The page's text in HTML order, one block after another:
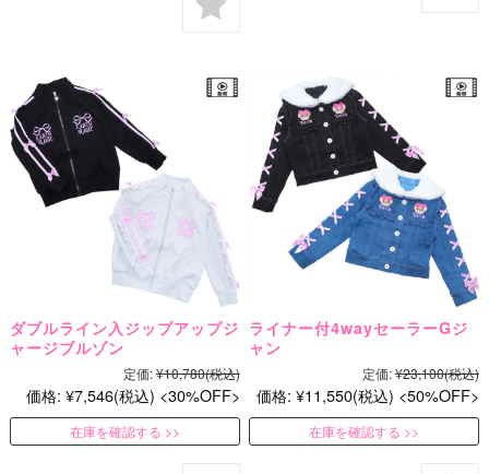
ダブルライン入ジップアップジ
ャージブルゾン
定価:¥10,780(税込)
価格: ¥7,546(税込) 30%OFF
在庫を確認する
ライナー付4wayセーラーGジ
ャン
定価:¥23,100(税込)
価格: ¥11,550(税込) 50%OFF
在庫を確認する